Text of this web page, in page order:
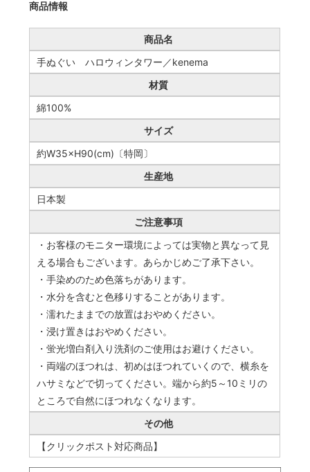
商品情報
商品名
手ぬぐい ハロウィンタワー／kenema
材質
綿100%
サイズ
約W35×H90(cm)〔特岡〕
生産地
日本製
ご注意事項
・お客様のモニター環境によっては実物と異なって見
える場合もございます。あらかじめご了承下さい。
・手染めのため色落ちがあります。
・水分を含むと色移りすることがあります。
・濡れたままでの放置はおやめください。
・浸け置きはおやめください。
・蛍光増白剤入り洗剤のご使用はお避けください。
・両端のほつれは、初めはほつれていくので、横糸を
ハサミなどで切ってください。端から約5～10ミリの
ところで自然にほつれなくなります。
その他
【クリックポスト対応商品】